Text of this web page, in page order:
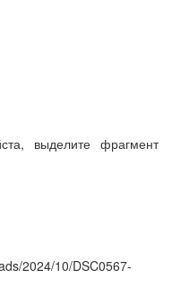
выделите фрагмент
2024/10/DSC0567-